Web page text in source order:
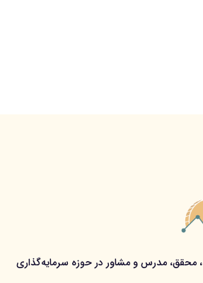
مدرس و مشاور در حوزه سرمایه‌گذاری